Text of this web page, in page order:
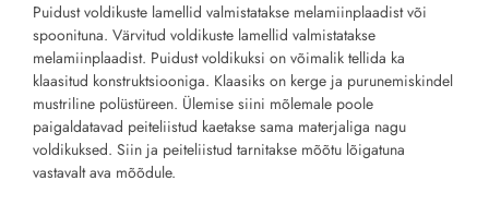
Puidust voldikuste lamellid valmistatakse melamiinplaadist või
spoonituna. Värvitud voldikuste lamellid valmistatakse
melamiinplaadist. Puidust voldikuksi on võimalik tellida ka
klaasitud konstruktsiooniga. Klaasiks on kerge ja purunemiskindel
mustriline polüstüreen. Ülemise siini mõlemale poole
paigaldatavad peiteliistud kaetakse sama materjaliga nagu
voldikuksed. Siin ja peiteliistud tarnitakse mõõtu lõigatuna
vastavalt ava mõõdule.